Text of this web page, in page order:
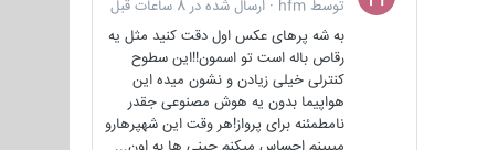
توسط hfm
· ارسال شده در 8 ساعات قبل
به شه پرهای عکس اول دقت کنید مثل یه
رقاص باله است تو اسمون!!این سطوح
کنترلی خیلی زیادن و نشون میده این
هواپیما بدون یه هوش مصنوعی جقدر
نامطمئنه برای پرواز!هر وقت این شهپرهارو